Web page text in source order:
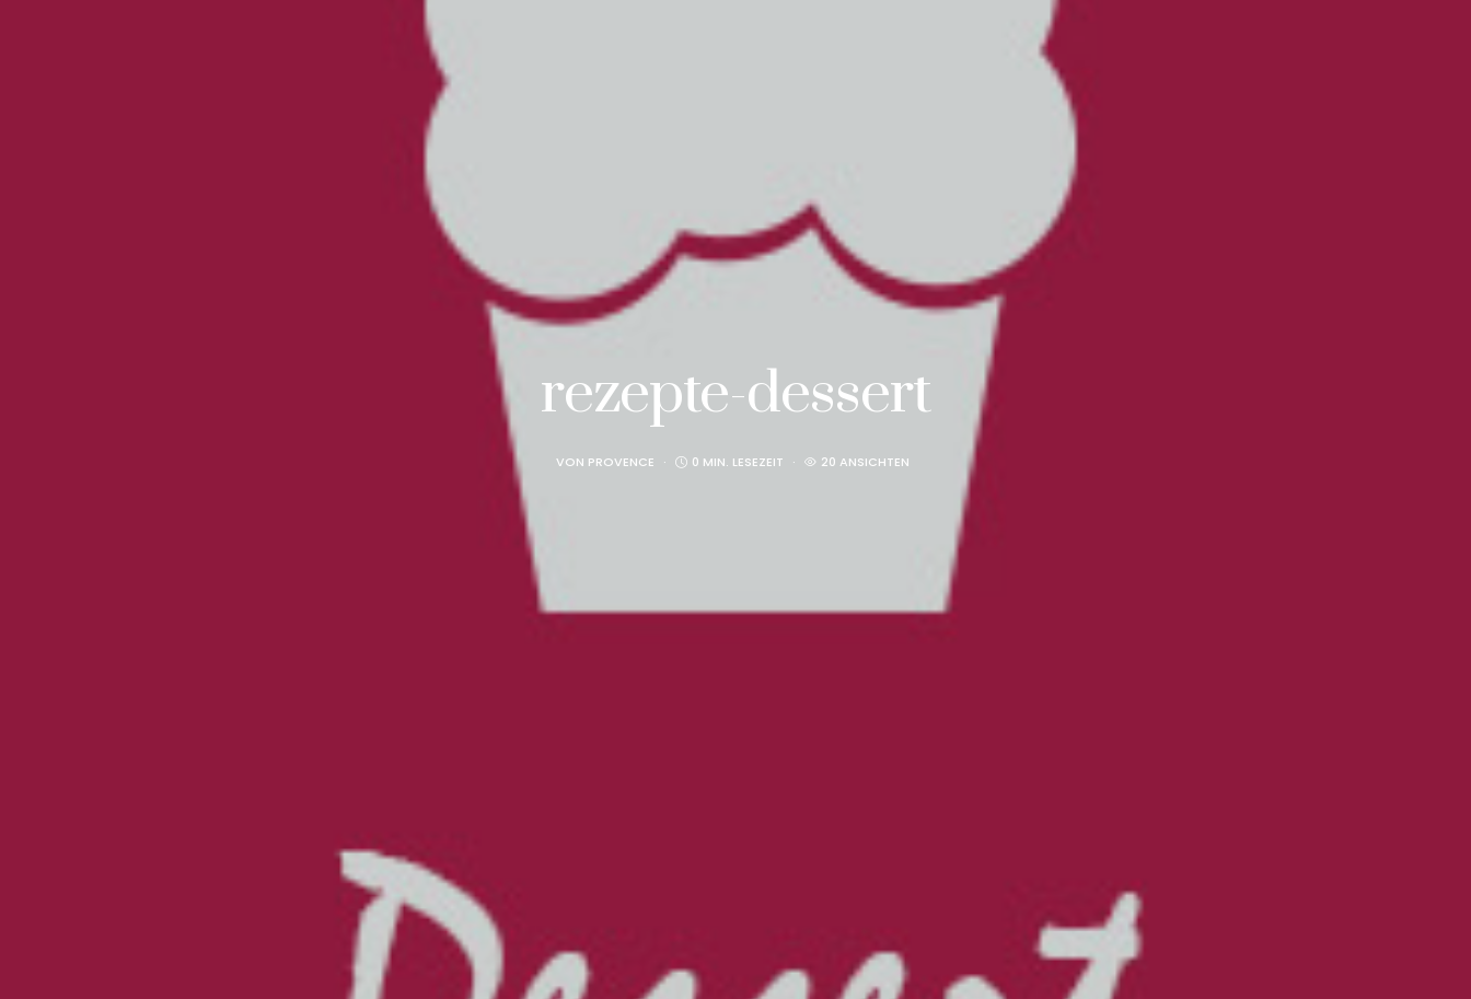
rezepte-dessert
VON PROVENCE 0 MIN. LESEZEIT 20 ANSICHTEN